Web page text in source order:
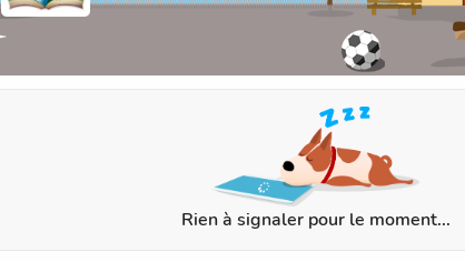
Rien à signaler pour le moment...